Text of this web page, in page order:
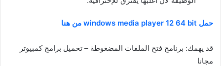
حمل windows media player 12 64 bit من هنا
قد يهمك: برنامج فتح الملفات المضغوطة – تحميل برامج كمبيوتر
مجانا